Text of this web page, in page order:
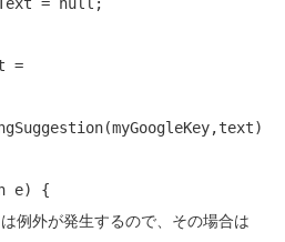
=
null ;
e) {
例外が発生するので、その場合は